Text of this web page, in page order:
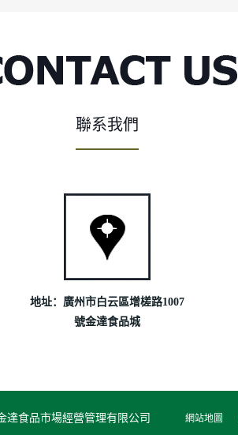
聯系我們
地址：廣州市白云區增槎路1007
號金達食品城
達食品市場經營管理有限公司 網站地圖